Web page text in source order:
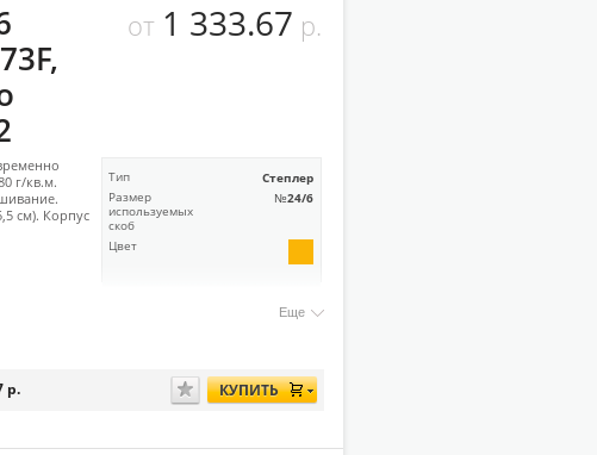
от 1 333.67 р.
г/кв.м.
см). Корпус
Тип Степлер
Размер
используемых
скоб
№24/6
Цвет
Еще
р. КУПИТЬ